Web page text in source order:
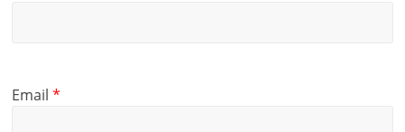
Email*